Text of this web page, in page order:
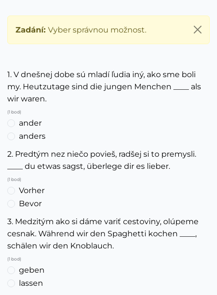
Zadání: Vyber správnou možnost.
1. V dnešnej dobe sú mladí ľudia iný, ako sme boli
my. Heutzutage sind die jungen Menchen ____ als
wir waren.
(1 bod)
ander
anders
2. Predtým nez niečo povieš, radšej si to premysli.
____ du etwas sagst, überlege dir es lieber.
(1 bod)
Vorher
Bevor
3. Medzitým ako si dáme variť cestoviny, olúpeme
cesnak. Während wir den Spaghetti kochen ____,
schälen wir den Knoblauch.
(1 bod)
geben
lassen